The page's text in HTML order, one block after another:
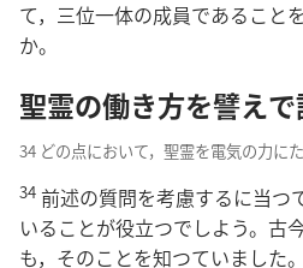
て，三位一体の成員であること
か。
聖霊の働き方を譬え
34 どの点において，聖霊を電気の力に
34 前述の質問を考慮するに当つ
いることが役立つでしよう。古
も，そのことを知つていました